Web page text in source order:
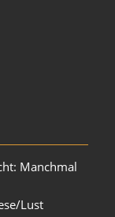
Manchmal
Lust